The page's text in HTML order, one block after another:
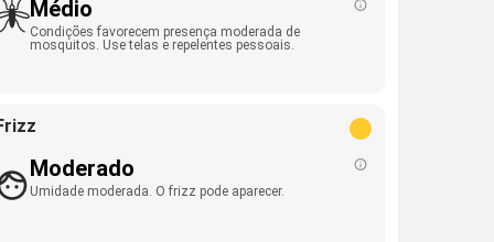
Médio
Condições favorecem presença moderada de
mosquitos. Use telas e repelentes pessoais.
Moderado
Umidade moderada. O frizz pode aparecer.